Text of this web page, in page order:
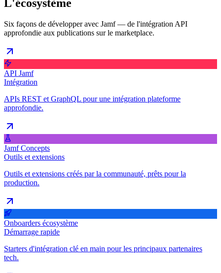
L'écosystème
Six façons de développer avec Jamf — de l'intégration API
approfondie aux publications sur le marketplace.
API Jamf
Intégration
APIs REST et GraphQL pour une intégration plateforme
approfondie.
Jamf Concepts
Outils et extensions
Outils et extensions créés par la communauté, prêts pour la
production.
Onboarders écosystème
Démarrage rapide
Starters d'intégration clé en main pour les principaux partenaires
tech.